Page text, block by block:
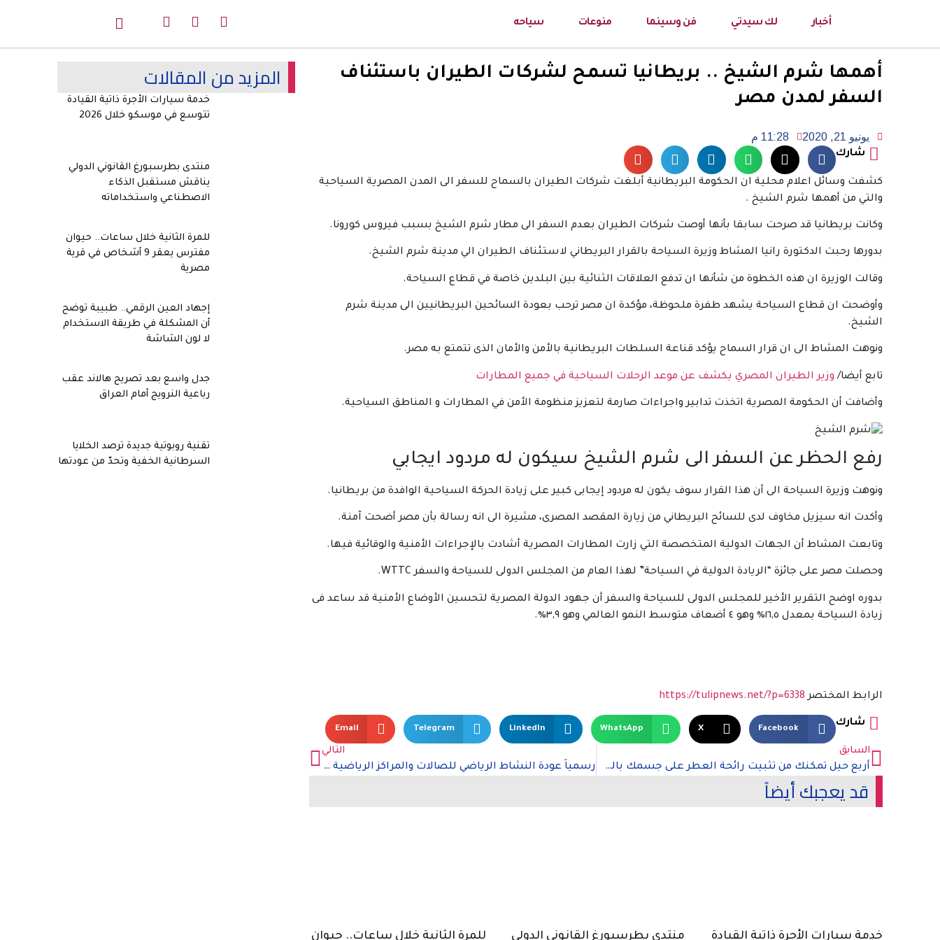
أخبار لك سيدتي فن وسينما منوعات سياحه
أهمها شرم الشيخ .. بريطانيا تسمح لشركات الطيران باستئناف
السفر لمدن مصر
يونيو 21, 2020 11:28 م
شارك
كشفت وسائل اعلام محلية ان الحكومة البريطانية أبلغت شركات الطيران بالسماح للسفر الى المدن المصرية السياحية
والتي من أهمها شرم الشيخ .
وكانت بريطانيا قد صرحت سابقا بأنها أوصت شركات الطيران بعدم السفر الى مطار شرم الشيخ بسبب فيروس كورونا.
بدورها رحبت الدكتورة رانيا المشاط وزيرة السياحة بالقرار البريطاني لاستئناف الطيران الي مدينة شرم الشيخ.
وقالت الوزيرة ان هذه الخطوة من شأنها ان تدفع العلاقات الثنائية بين البلدين خاصة في قطاع السياحة.
وأوضحت ان قطاع السياحة يشهد طفرة ملحوظة، مؤكدة ان مصر ترحب بعودة السائحين البريطانيين الى مدينة شرم
الشيخ.
ونوهت المشاط الى ان قرار السماح يؤكد قناعة السلطات البريطانية بالأمن والأمان الذى تتمتع به مصر.
تابع أيضا/ وزير الطيران المصري يكشف عن موعد الرحلات السياحية في جميع المطارات
وأضافت أن الحكومة المصرية اتخذت تدابير واجراءات صارمة لتعزيز منظومة الأمن في المطارات و المناطق السياحية.
رفع الحظر عن السفر الى شرم الشيخ سيكون له مردود ايجابي
ونوهت وزيرة السياحة الى أن هذا القرار سوف يكون له مردود إيجابى كبير على زيادة الحركة السياحية الوافدة من بريطانيا.
وأكدت انه سيزيل مخاوف لدى للسائح البريطاني من زيارة المقصد المصرى، مشيرة الى انه رسالة بأن مصر أضحت آمنة.
وتابعت المشاط أن الجهات الدولية المتخصصة التي زارت المطارات المصرية أشادت بالإجراءات الأمنية والوقائية فيها.
وحصلت مصر على جائزة “الريادة الدولية في السياحة” لهذا العام من المجلس الدولى للسياحة والسفر WTTC.
بدوره اوضح التقرير الأخير للمجلس الدولى للسياحة والسفر أن جهود الدولة المصرية لتحسين الأوضاع الأمنية قد ساعد فى
زيادة السياحة بمعدل ١٦,٥٪ وهو ٤ أضعاف متوسط النمو العالمي وهو ٣,٩٪.
الرابط المختصرhttps://tulipnews.net/?p=6338
شارك
Facebook
X
WhatsApp
LinkedIn
Telegram
Email
السابق
أربع حيل تمكنك من تثبيت رائحة العطر على جسمك بالصيف
التالي
رسمياً عودة النشاط الرياضي للصالات والمراكز الرياضية بالسعودية
قد يعجبك أيضاً
خدمة سيارات الأجرة ذاتية القيادة منتدى بطرسبورغ القانوني الدولي للمرة الثانية خلال ساعات.. حيوان
المزيد من المقالات
خدمة سيارات الأجرة ذاتية القيادة
تتوسع في موسكو خلال 2026
منتدى بطرسبورغ القانوني الدولي
يناقش مستقبل الذكاء
الاصطناعي واستخداماته
للمرة الثانية خلال ساعات.. حيوان
مفترس يعقر 9 أشخاص في قرية
مصرية
إجهاد العين الرقمي.. طبيبة توضح
أن المشكلة في طريقة الاستخدام
لا لون الشاشة
جدل واسع بعد تصريح هالاند عقب
رباعية النرويج أمام العراق
تقنية روبوتية جديدة ترصد الخلايا
السرطانية الخفية وتحدّ من عودتها